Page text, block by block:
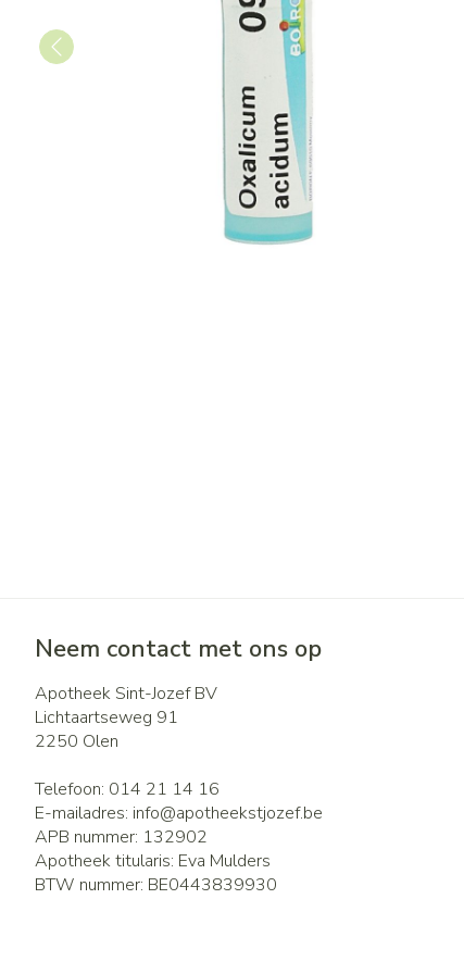
Neem contact met ons op
Apotheek Sint-Jozef BV
Lichtaartseweg 91
2250 Olen
Telefoon: 014 21 14 16
E-mailadres: info@apotheekstjozef.be
APB nummer: 132902
Apotheek titularis: Eva Mulders
BTW nummer: BE0443839930